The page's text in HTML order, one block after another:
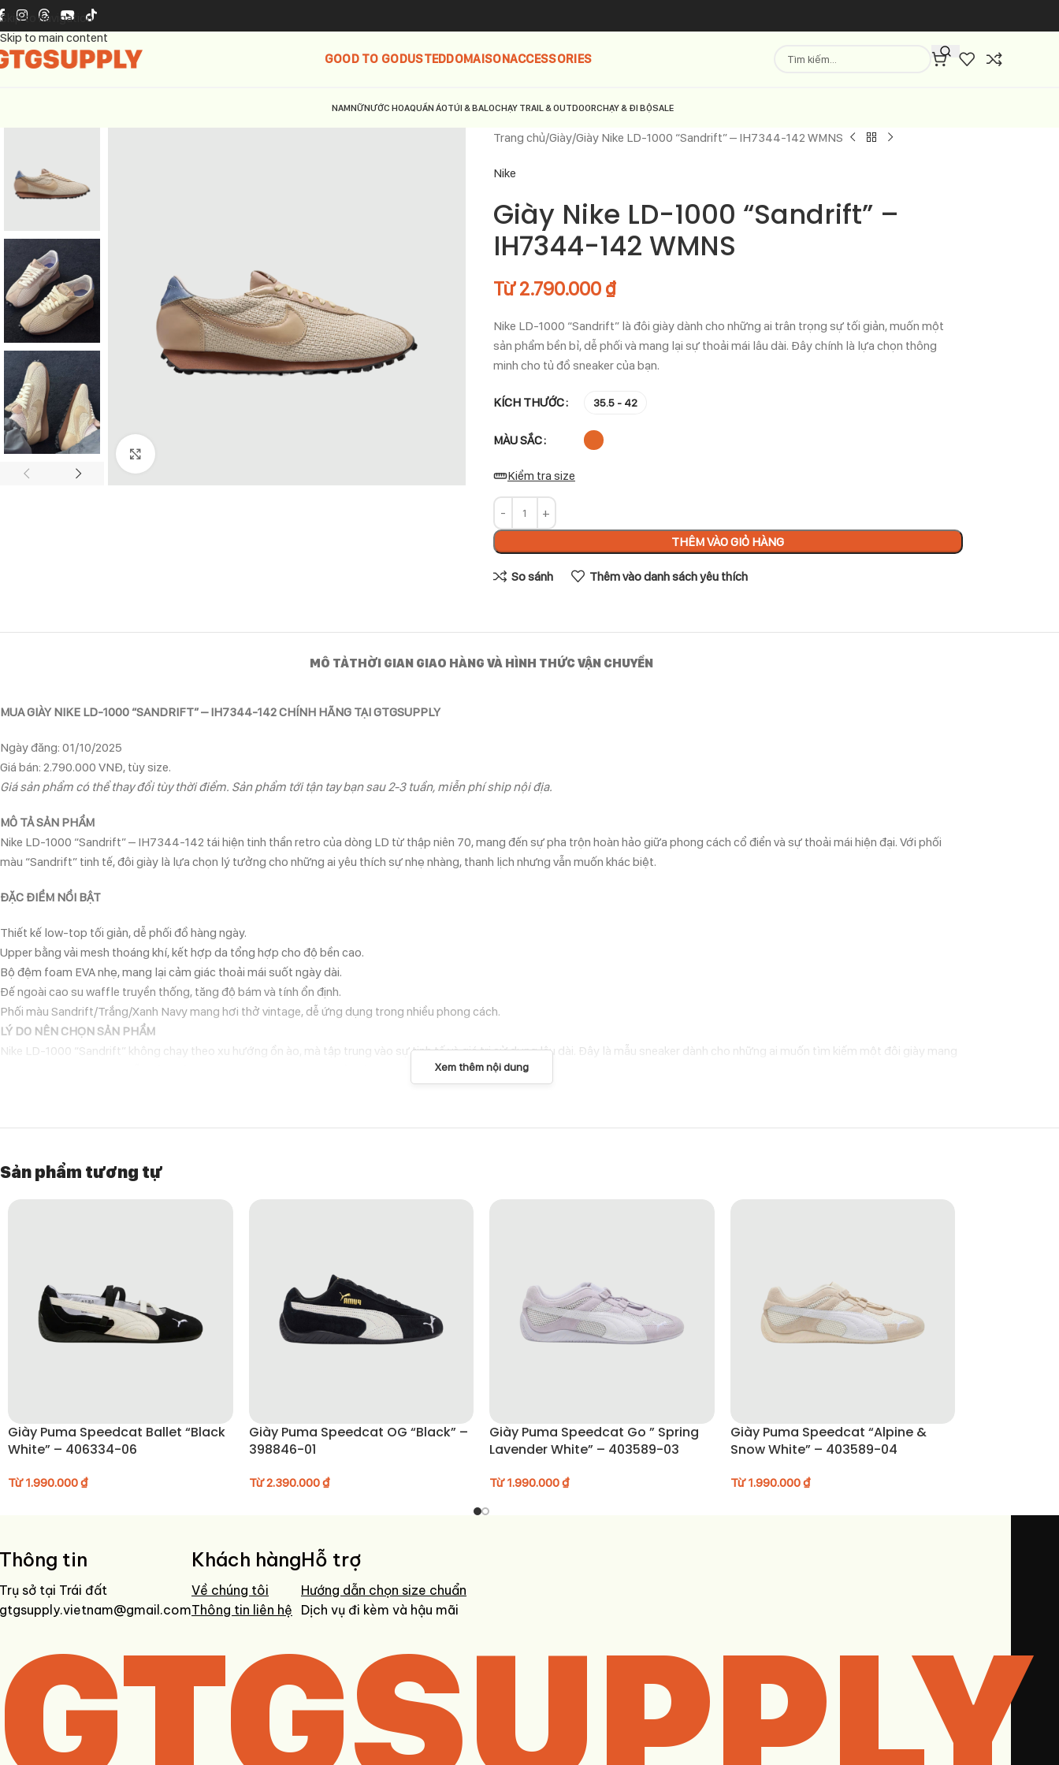
Skip to navigation
Skip to main content
GOOD TO GODUSTEDDOMAISONACCESSORIES
NAMNỮNƯỚC HOAQUẦN ÁOTÚI & BALOCHẠY TRAIL & OUTDOORCHẠY & ĐI BỘSALE
Trang chủ Giày Giày Nike LD-1000 “Sandrift” – IH7344-142 WMNS
Nike
Giày Nike LD-1000 “Sandrift” –
IH7344-142 WMNS
Từ2.790.000 ₫
Nike LD-1000 “Sandrift” là đôi giày dành cho những ai trân trọng sự tối giản, muốn một
sản phẩm bền bỉ, dễ phối và mang lại sự thoải mái lâu dài. Đây chính là lựa chọn thông
minh cho tủ đồ sneaker của bạn.
KÍCH THƯỚC 35.5 - 42
MÀU SẮC
Kiểm tra size
THÊM VÀO GIỎ HÀNG
So sánh Thêm vào danh sách yêu thích
MÔ TẢTHỜI GIAN GIAO HÀNG VÀ HÌNH THỨC VẬN CHUYỂN
MUA GIÀY NIKE LD-1000 “SANDRIFT” – IH7344-142 CHÍNH HÃNG TẠI GTGSUPPLY
Ngày đăng: 01/10/2025
Giá bán: 2.790.000 VNĐ, tùy size.
Giá sản phẩm có thể thay đổi tùy thời điểm. Sản phẩm tới tận tay bạn sau 2-3 tuần, miễn phí ship nội địa.
MÔ TẢ SẢN PHẨM
Nike LD-1000 “Sandrift” – IH7344-142 tái hiện tinh thần retro của dòng LD từ thập niên 70, mang đến sự pha trộn hoàn hảo giữa phong cách cổ điển và sự thoải mái hiện đại. Với phối
màu “Sandrift” tinh tế, đôi giày là lựa chọn lý tưởng cho những ai yêu thích sự nhẹ nhàng, thanh lịch nhưng vẫn muốn khác biệt.
ĐẶC ĐIỂM NỔI BẬT
Thiết kế low-top tối giản, dễ phối đồ hàng ngày.
Upper bằng vải mesh thoáng khí, kết hợp da tổng hợp cho độ bền cao.
Bộ đệm foam EVA nhẹ, mang lại cảm giác thoải mái suốt ngày dài.
Đế ngoài cao su waffle truyền thống, tăng độ bám và tính ổn định.
Phối màu Sandrift/Trắng/Xanh Navy mang hơi thở vintage, dễ ứng dụng trong nhiều phong cách.
LÝ DO NÊN CHỌN SẢN PHẨM
Nike LD-1000 “Sandrift” không chạy theo xu hướng ồn ào, mà tập trung vào sự tinh tế và giá trị sử dụng lâu dài. Đây là mẫu sneaker dành cho những ai muốn tìm kiếm một đôi giày mang
Bảo quản nơi khô ráo, tránh ánh nắng trực tiếp.
Không phơi giày dưới nhiệt độ cao để giữ form và màu sắc.
Xem thêm nội dung
Sản phẩm tương tự
Giày Puma Speedcat Ballet “Black
White” – 406334-06
Từ1.990.000₫
Giày Puma Speedcat OG “Black” –
398846-01
Từ2.390.000₫
Giày Puma Speedcat Go ” Spring
Lavender White” – 403589-03
Từ1.990.000₫
Giày Puma Speedcat “Alpine &
Snow White” – 403589-04
Từ1.990.000₫
Thông tin
Trụ sở tại Trái đất
gtgsupply.vietnam@gmail.com
Khách hàng
Về chúng tôi
Thông tin liên hệ
Hỗ trợ
Hướng dẫn chọn size chuẩn
Dịch vụ đi kèm và hậu mãi
GTGSUPPLY